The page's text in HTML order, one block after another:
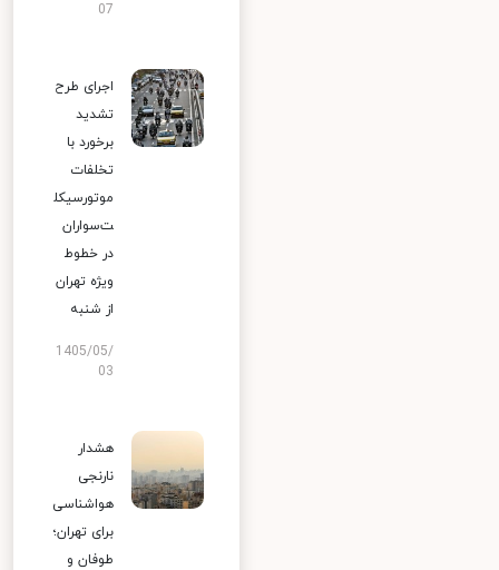
07
اجرای طرح
تشدید
برخورد با
تخلفات
موتورسیکل
ت‌سواران
در خطوط
ویژه تهران
از شنبه
1405/05/
03
هشدار
نارنجی
هواشناسی
برای تهران؛
طوفان و